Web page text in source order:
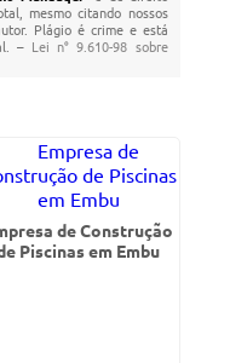
mesmo citando nossos
Plágio é crime e está
– Lei n° 9.610-98 sobre
de Construção
Piscinas em Embu